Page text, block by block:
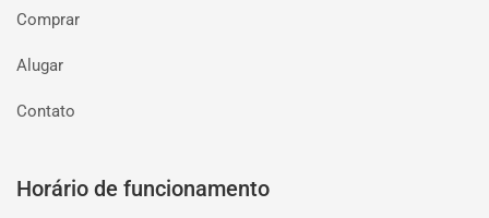
Comprar
Alugar
Contato
Horário de funcionamento